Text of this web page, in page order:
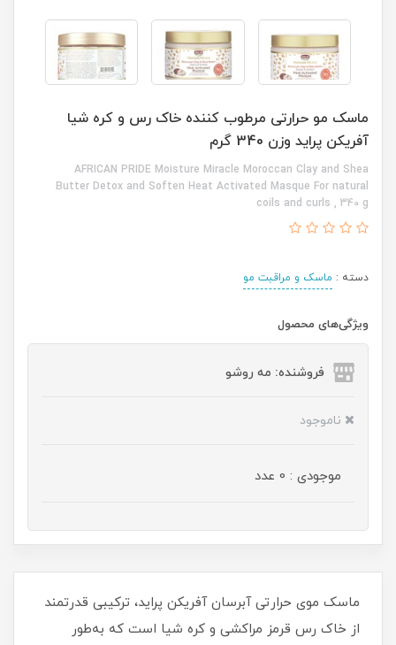
ماسک مو حرارتی مرطوب کننده خاک رس و کره شیا
آفریکن پراید وزن 340 گرم
AFRICAN PRIDE Moisture Miracle Moroccan Clay and Shea
Butter Detox and Soften Heat Activated Masque For natural
coils and curls , 340 g
دسته : ماسک و مراقبت مو
ویژگی‌های محصول
فروشنده: مه رو‌شو
ناموجود
موجودی : 0 عدد
ماسک موی حرارتی آبرسان آفریکن پراید، ترکیبی قدرتمند
از خاک رس قرمز مراکشی و کره شیا است که به‌طور